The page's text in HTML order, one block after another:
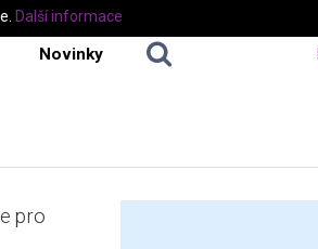
Novinky
pro
Další informace